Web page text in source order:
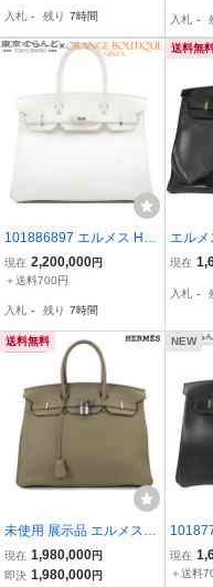
ディース
入札 - 残り 7時間
ッグ
入札 -
101886897 エルメス HE
RMES バーキン30 R刻印
ホワイト シルバー金具 エ
ィース
現在 2,200,000円
＋送料700円
入札 - 残り 7時間
送料無
エルメ
キン40
ス 【
現在
入札 -
送料無料
未使用 展示品 エルメス H
ERMES バーキン35 トリ
ヨンクレマンス セージ ハ
現在 1,980,000円
即決 1,980,000円
NEW
RMES
印 ブ
現在
＋送料